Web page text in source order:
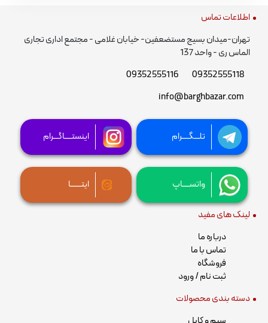
اطلاعات تماس
تهران-میدان بسیج مستضعفین- خیابان غلامی - مجتمع اداری تجاری
الماس ری - واحد 137
09352555118
09352555116
info@barghbazar.com
تلـــگــــرام اینستــــاگـــرام
واتســــاپ ایتــــــا
لینک های مفید
درباره ما
تماس با ما
فروشگاه
ثبت نام / ورود
دسته بندی محصولات